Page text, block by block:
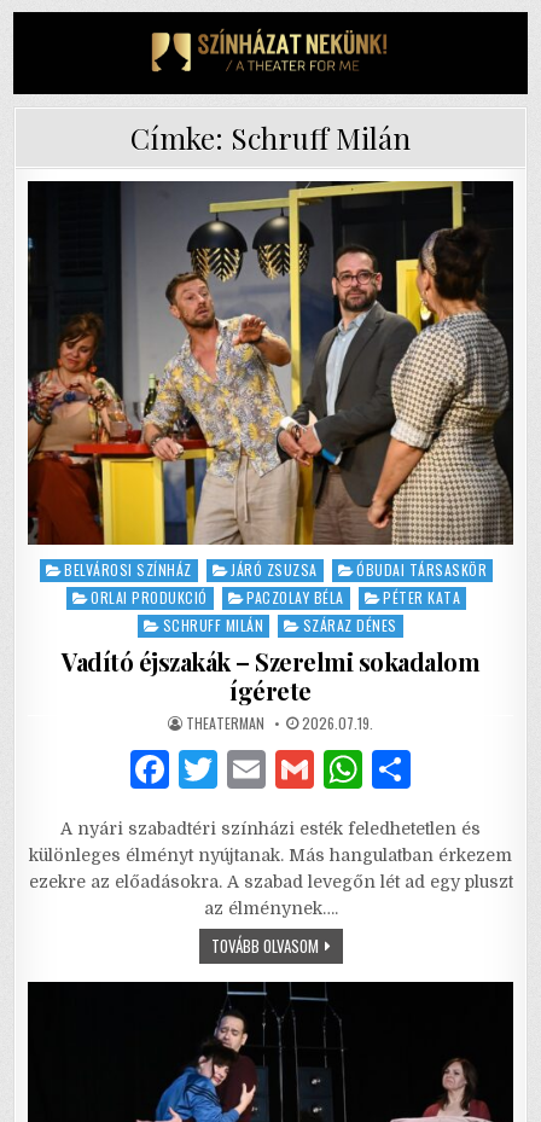
Címke: Schruff Milán
Posted
BELVÁROSI SZÍNHÁZ JÁRÓ ZSUZSA
ÓBUDAI TÁRSASKÖR
ORLAI PRODUKCIÓ
PACZOLAY BÉLA
PÉTER KATA
SCHRUFF MILÁN
SZÁRAZ DÉNES
Vadító éjszakák – Szerelmi sokadalom
ígérete
AUTHOR:
THEATERMAN PUBLISHED
DATE:
2026.07.19.
F
c
e
b
T
it
te
r
E
ai
l
G
ai
l
W
at
s
ar
e
A nyári szabadtéri színházi esték feledhetetlen és
különleges élményt nyújtanak. Más hangulatban érkezem
ezekre az előadásokra. A szabad levegőn lét ad egy pluszt
az élménynek….
TOVÁBB OLVASOMVADÍTÓ
ÉJSZAKÁK
–
SZERELMI
SOKADALOM
ÍGÉRETE